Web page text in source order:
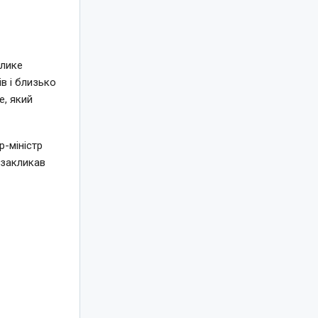
і близько
який